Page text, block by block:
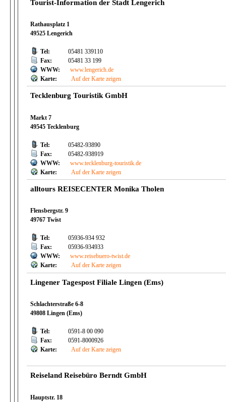
Tourist-Information der Stadt Lengerich
Rathausplatz 1
49525 Lengerich
Tel:
05481 339110
Fax:
05481 33 199
WWW:
www.lengerich.de
Karte:
Auf der Karte zeigen
Tecklenburg Touristik GmbH
Markt 7
49545 Tecklenburg
Tel:
05482-93890
Fax:
05482-938919
WWW:
www.tecklenburg-touristik.de
Karte:
Auf der Karte zeigen
alltours REISECENTER Monika Tholen
Flensbergstr. 9
49767 Twist
Tel:
05936-934 932
Fax:
05936-934933
WWW:
www.reisebuero-twist.de
Karte:
Auf der Karte zeigen
Lingener Tagespost Filiale Lingen (Ems)
Schlachterstraße 6-8
49808 Lingen (Ems)
Tel:
0591-8 00 090
Fax:
0591-8000926
Karte:
Auf der Karte zeigen
Reiseland Reisebüro Berndt GmbH
Hauptstr. 18